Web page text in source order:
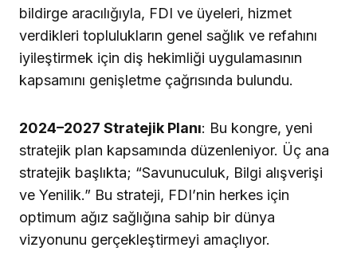
bildirge aracılığıyla, FDI ve üyeleri, hizmet
verdikleri toplulukların genel sağlık ve refahını
iyileştirmek için diş hekimliği uygulamasının
kapsamını genişletme çağrısında bulundu.
2024–2027 Stratejik Planı: Bu kongre, yeni
stratejik plan kapsamında düzenleniyor. Üç ana
stratejik başlıkta; “Savunuculuk, Bilgi alışverişi
ve Yenilik.” Bu strateji, FDI’nin herkes için
optimum ağız sağlığına sahip bir dünya
vizyonunu gerçekleştirmeyi amaçlıyor.